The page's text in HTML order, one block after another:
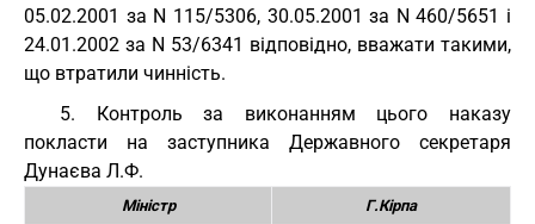
05.02.2001 за N 115/5306, 30.05.2001 за N 460/5651 і
24.01.2002 за N 53/6341 відповідно, вважати такими,
що втратили чинність.
5. Контроль за виконанням цього наказу
покласти на заступника Державного секретаря
Дунаєва Л.Ф.
Міністр Г.Кірпа